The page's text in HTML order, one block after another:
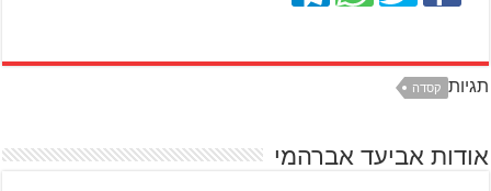
תגיות קסדה
אודות אביעד אברהמי